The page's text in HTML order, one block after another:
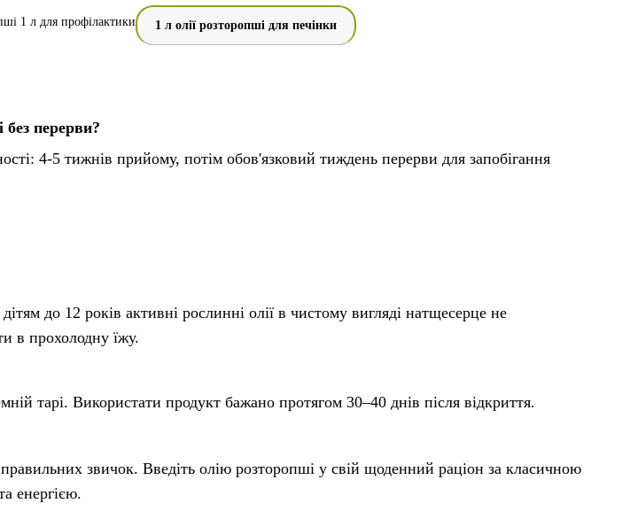
1 л олії розторопші для печінки
перерви?
4-5 тижнів прийому, потім обов'язковий тиждень перерви для запобігання
до 12 років активні рослинні олії в чистому вигляді натщесерце не
в прохолодну їжу.
тарі. Використати продукт бажано протягом 30–40 днів після відкриття.
звичок. Введіть олію розторопші у свій щоденний раціон за класичною
енергією.